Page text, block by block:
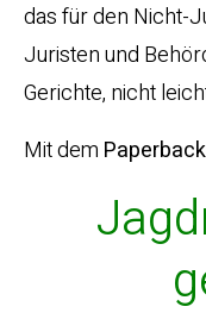
das für den Nicht-
Juristen und
Gerichte, nicht
Mit dem